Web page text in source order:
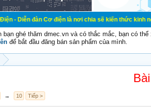
Cơ điện là nơi chia sẽ kiến thức kinh nghiệm
bạn ghé thăm dmec.vn và có thắc mắc, bạn có
để bắt đầu đăng bán sản phẩm của mình.
→ 10 Tiếp >